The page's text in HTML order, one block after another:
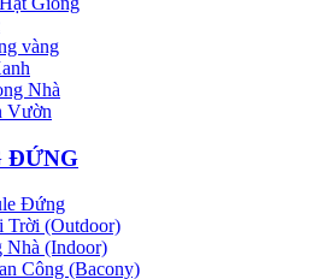
vàng
Nhà
Vườn
ĐỨNG
Đứng
Trời (Outdoor)
Nhà (Indoor)
Công (Bacony)